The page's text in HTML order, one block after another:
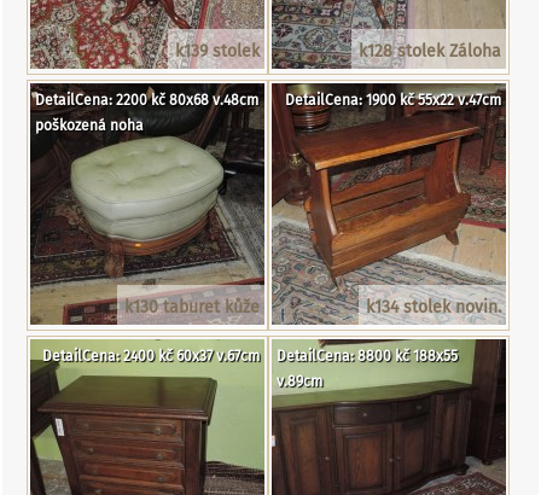
k139 stolek k128 stolek Záloha
k130 taburet kůže
DetailCena: 2200 kč 80x68 v.48cm
poškozená noha
k134 stolek novin.
DetailCena: 1900 kč 55x22 v.47cm
DetailCena: 2400 kč 60x37 v.67cm
DetailCena: 8800 kč 188x55
v.89cm